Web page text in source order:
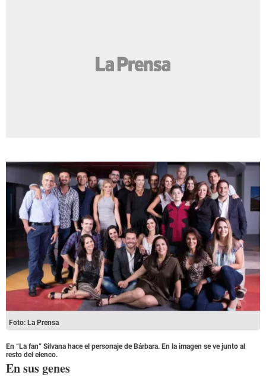
Foto: La Prensa
En “La fan” Silvana hace el personaje de Bárbara. En la imagen se ve junto al
resto del elenco.
En sus genes